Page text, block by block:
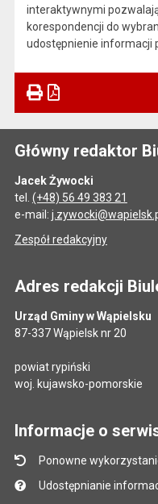
interaktywnymi
korespondencji do
udostępnienie informacji
Główny redaktor
Jacek Żywocki
tel. (+48) 56 49 383 21
e-mail:
Zespół redakcyjny
Adres redakcji
Urząd Gminy w Wąpielsku
87-337 Wąpielsk nr 20
powiat rypiński
woj. kujawsko-pomorskie
Informacje o
Ponowne
Udostępnianie